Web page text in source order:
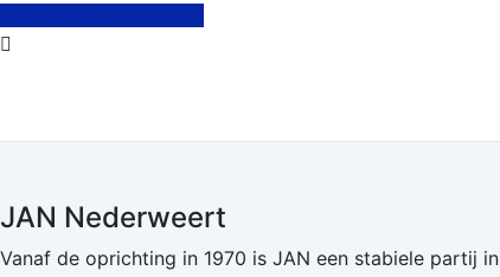
JAN Nederweert
Vanaf de oprichting in 1970 is JAN een stabiele partij in